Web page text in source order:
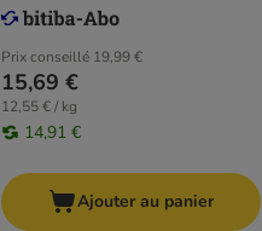
Prix conseillé 19,99 €
15,69 €
12,55 € / kg
14,91 €
Ajouter au panier